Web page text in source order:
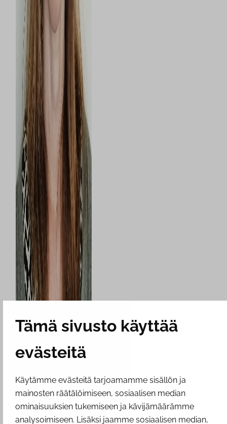
Tämä sivusto käyttää
evästeitä
Käytämme evästeitä tarjoamamme sisällön ja
mainosten räätälöimiseen, sosiaalisen median
ominaisuuksien tukemiseen ja kävijämäärämme
analysoimiseen. Lisäksi jaamme sosiaalisen median,